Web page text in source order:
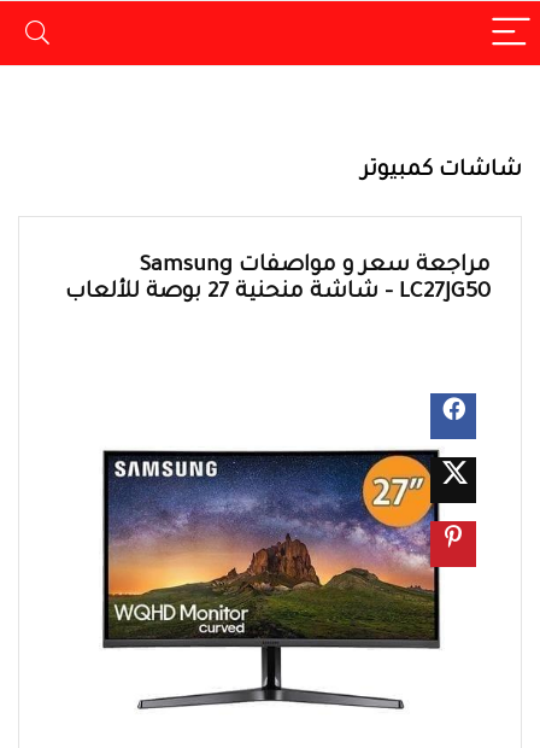
شاشات كمبيوتر
مراجعة سعر و مواصفات Samsung
LC27JG50 – شاشة منحنية 27 بوصة للألعاب